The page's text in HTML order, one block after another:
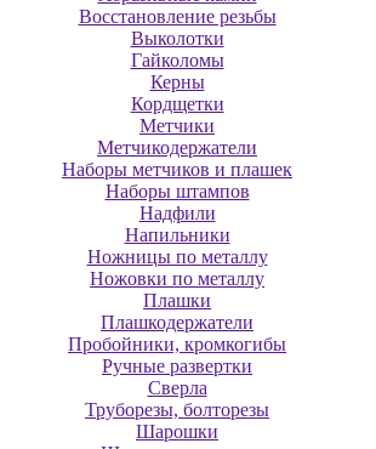
Восстановление резьбы
Выколотки
Гайколомы
Керны
Кордщетки
Метчики
Метчикодержатели
Наборы метчиков и плашек
Наборы штампов
Надфили
Напильники
Ножницы по металлу
Ножовки по металлу
Плашки
Плашкодержатели
Пробойники, кромкогибы
Ручные развертки
Сверла
Труборезы, болторезы
Шарошки